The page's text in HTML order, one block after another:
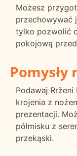
Możesz
przechowywać
tylko pozwolić
pokojową
Pomysły
Podawaj
krojenia z
prezentacji.
półmisku z
przekąski.